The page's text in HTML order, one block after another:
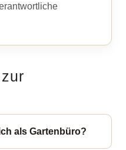
als Gartenbüro?